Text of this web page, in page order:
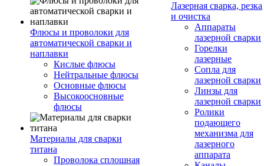
Флюсы и проволоки для
автоматической сварки и
наплавки
Кислые флюсы
Нейтральные флюсы
Основные флюсы
Высокоосновные
флюсы
Материалы для сварки
титана
Проволока сплошная
Лазерная сварка, резка
и очистка
Аппараты
лазерной сварки
Горелки
лазерные
Сопла для
лазерной сварки
Линзы для
лазерной сварки
Ролики
подающего
механизма для
лазерного
аппарата